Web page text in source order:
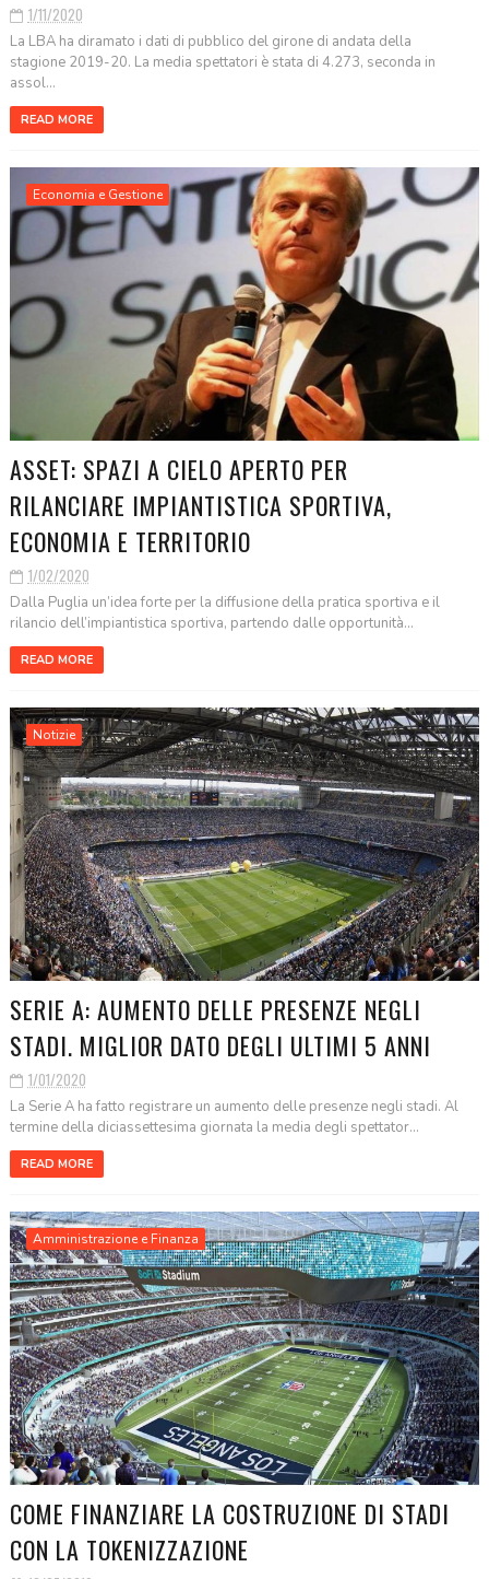
1/11/2020
La LBA ha diramato i dati di pubblico del girone di andata della
stagione 2019-20. La media spettatori è stata di 4.273, seconda in
assol...
READ MORE
Economia e Gestione
ASSET: SPAZI A CIELO APERTO PER
RILANCIARE IMPIANTISTICA SPORTIVA,
ECONOMIA E TERRITORIO
1/02/2020
Dalla Puglia un’idea forte per la diffusione della pratica sportiva e il
rilancio dell’impiantistica sportiva, partendo dalle opportunità...
READ MORE
Notizie
SERIE A: AUMENTO DELLE PRESENZE NEGLI
STADI. MIGLIOR DATO DEGLI ULTIMI 5 ANNI
1/01/2020
La Serie A ha fatto registrare un aumento delle presenze negli stadi. Al
termine della diciassettesima giornata la media degli spettator...
READ MORE
Amministrazione e Finanza
COME FINANZIARE LA COSTRUZIONE DI STADI
CON LA TOKENIZZAZIONE